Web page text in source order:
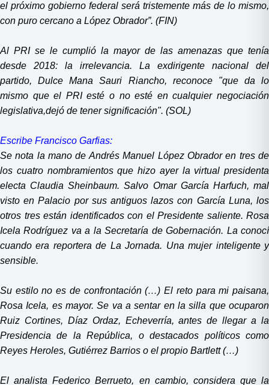
el próximo gobierno federal será tristemente más de lo mismo,
con puro cercano a López Obrador”. (FIN)
Al PRI se le cumplió la mayor de las amenazas que tenía
desde 2018: la irrelevancia. La exdirigente nacional del
partido, Dulce Mana Sauri Riancho, reconoce "que da lo
mismo que el PRI esté o no esté en cualquier negociación
legislativa,dejó de tener significación". (SOL)
Escribe Francisco Garfias:
Se nota la mano de Andrés Manuel López Obrador en tres de
los cuatro nombramientos que hizo ayer la virtual presidenta
electa Claudia Sheinbaum. Salvo Omar García Harfuch, mal
visto en Palacio por sus antiguos lazos con García Luna, los
otros tres están identificados con el Presidente saliente. Rosa
Icela Rodríguez va a la Secretaría de Gobernación. La conocí
cuando era reportera de La Jornada. Una mujer inteligente y
sensible.
Su estilo no es de confrontación (…) El reto para mi paisana,
Rosa Icela, es mayor. Se va a sentar en la silla que ocuparon
Ruiz Cortines, Díaz Ordaz, Echeverría, antes de llegar a la
Presidencia de la República, o destacados políticos como
Reyes Heroles, Gutiérrez Barrios o el propio Bartlett (…)
El analista Federico Berrueto, en cambio, considera que la